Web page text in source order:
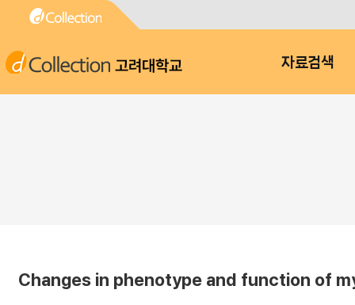
고려대학교 자료검색
Changes in phenotype and function of